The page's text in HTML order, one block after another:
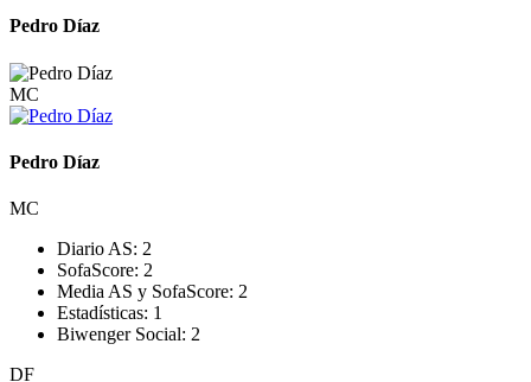
Pedro Díaz
MC
Pedro Díaz
MC
Diario AS: 2
SofaScore: 2
Media AS y SofaScore: 2
Estadísticas: 1
Biwenger Social: 2
DF